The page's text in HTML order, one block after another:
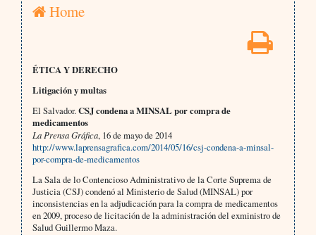
Home
ÉTICA Y DERECHO
Litigación y multas
El Salvador.CSJ condena a MINSAL por compra de
medicamentos
La Prensa Gráfica, 16 de mayo de 2014
http://www.laprensagrafica.com/2014/05/16/csj-condena-a-minsal-
por-compra-de-medicamentos
La Sala de lo Contencioso Administrativo de la Corte Suprema de
Justicia (CSJ) condenó al Ministerio de Salud (MINSAL) por
inconsistencias en la adjudicación para la compra de medicamentos
en 2009, proceso de licitación de la administración del exministro de
Salud Guillermo Maza.